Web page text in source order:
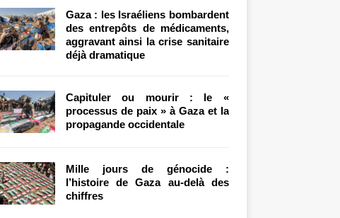
Gaza : les Israéliens bombardent
des entrepôts de médicaments,
aggravant ainsi la crise sanitaire
déjà dramatique
Capituler ou mourir : le «
processus de paix » à Gaza et la
propagande occidentale
Mille jours de génocide :
l’histoire de Gaza au-delà des
chiffres